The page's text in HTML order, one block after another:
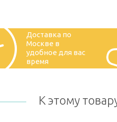
Доставка по
Москве в
удобное для вас
время
К этому